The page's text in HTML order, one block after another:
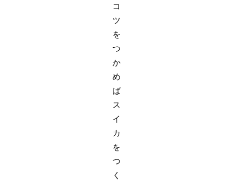
コ
ツ
を
つ
か
め
ば
ス
イ
カ
を
つ
く